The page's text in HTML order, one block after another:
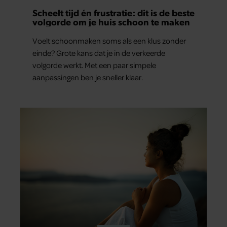
Scheelt tijd én frustratie: dit is de beste
volgorde om je huis schoon te maken
Voelt schoonmaken soms als een klus zonder
einde? Grote kans dat je in de verkeerde
volgorde werkt. Met een paar simpele
aanpassingen ben je sneller klaar.